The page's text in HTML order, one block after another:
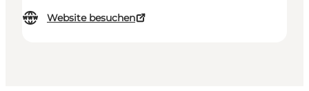
Website besuchen